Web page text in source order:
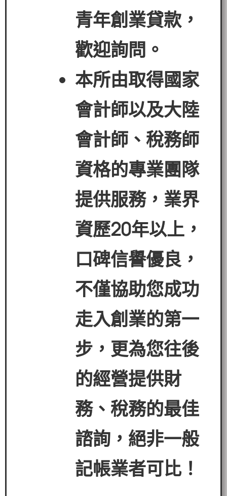
青年創業貸款，
歡迎詢問。
本所由取得國家
會計師以及大陸
會計師、稅務師
資格的專業團隊
提供服務，業界
資歷20年以上，
口碑信譽優良，
不僅協助您成功
走入創業的第一
步，更為您往後
的經營提供財
務、稅務的最佳
諮詢，絕非一般
記帳業者可比！